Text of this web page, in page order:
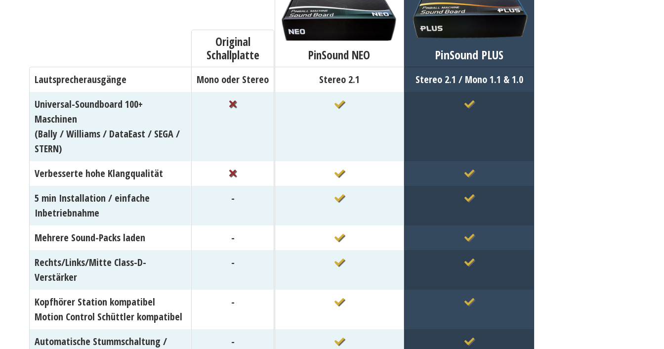
Lautsprecherausgänge
Universal-Soundboard 100+
Maschinen
(Bally / Williams / DataEast / SEGA /
STERN)
Verbesserte hohe Klangqualität
5 min Installation / einfache
Inbetriebnahme
Mehrere Sound-Packs laden
Rechts/Links/Mitte Class-D-
Verstärker
Kopfhörer Station kompatibel
Motion Control Schüttler kompatibel
Automatische Stummschaltung /
Original
Schallplatte
Mono oder Stereo
-
-
-
-
-
PinSound NEO
Stereo 2.1
PinSound PLUS
Stereo 2.1 / Mono 1.1 & 1.0